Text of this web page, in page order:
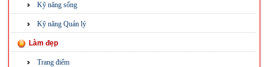
Kỹ năng sống
Kỹ năng Quản lý
Làm đẹp
Trang điểm